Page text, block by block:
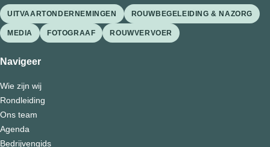
UITVAARTONDERNEMINGEN ROUWBEGELEIDING & NAZORG
MEDIA FOTOGRAAF ROUWVERVOER
Navigeer
Wie zijn wij
Rondleiding
Ons team
Agenda
Bedrijvengids